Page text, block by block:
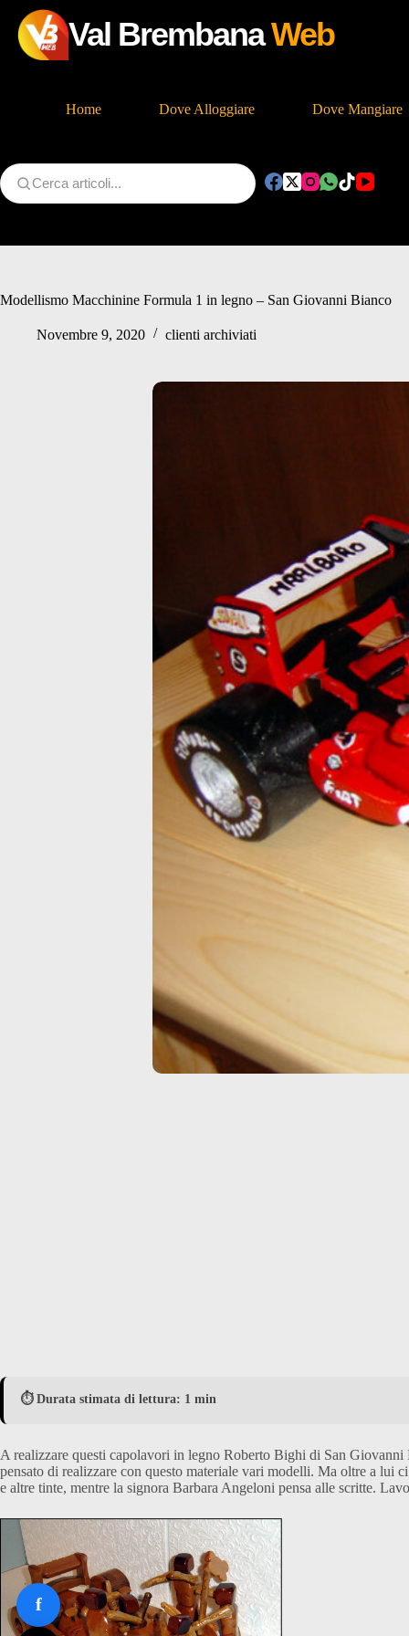
Val BrembanaWeb
Home Dove Alloggiare Dove Mangiare
Modellismo Macchinine Formula 1 in legno – San Giovanni Bianco
Novembre 9, 2020 clienti archiviati
⏱️ Durata stimata di lettura: 1 min
A realizzare questi capolavori in legno Roberto Bighi di San
pensato di realizzare con questo materiale vari modelli. Ma oltre a lui
e altre tinte, mentre la signora Barbara Angeloni pensa alle scritte.
f